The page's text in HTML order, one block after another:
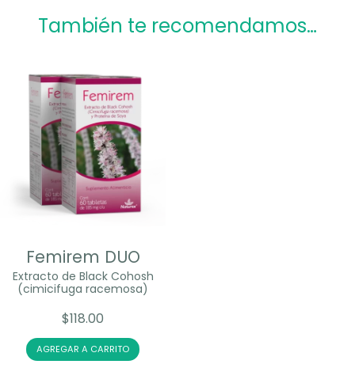
También te recomendamos…
Femirem DUO
Extracto de Black Cohosh
(cimicifuga racemosa)
$118.00
AGREGAR A CARRITO